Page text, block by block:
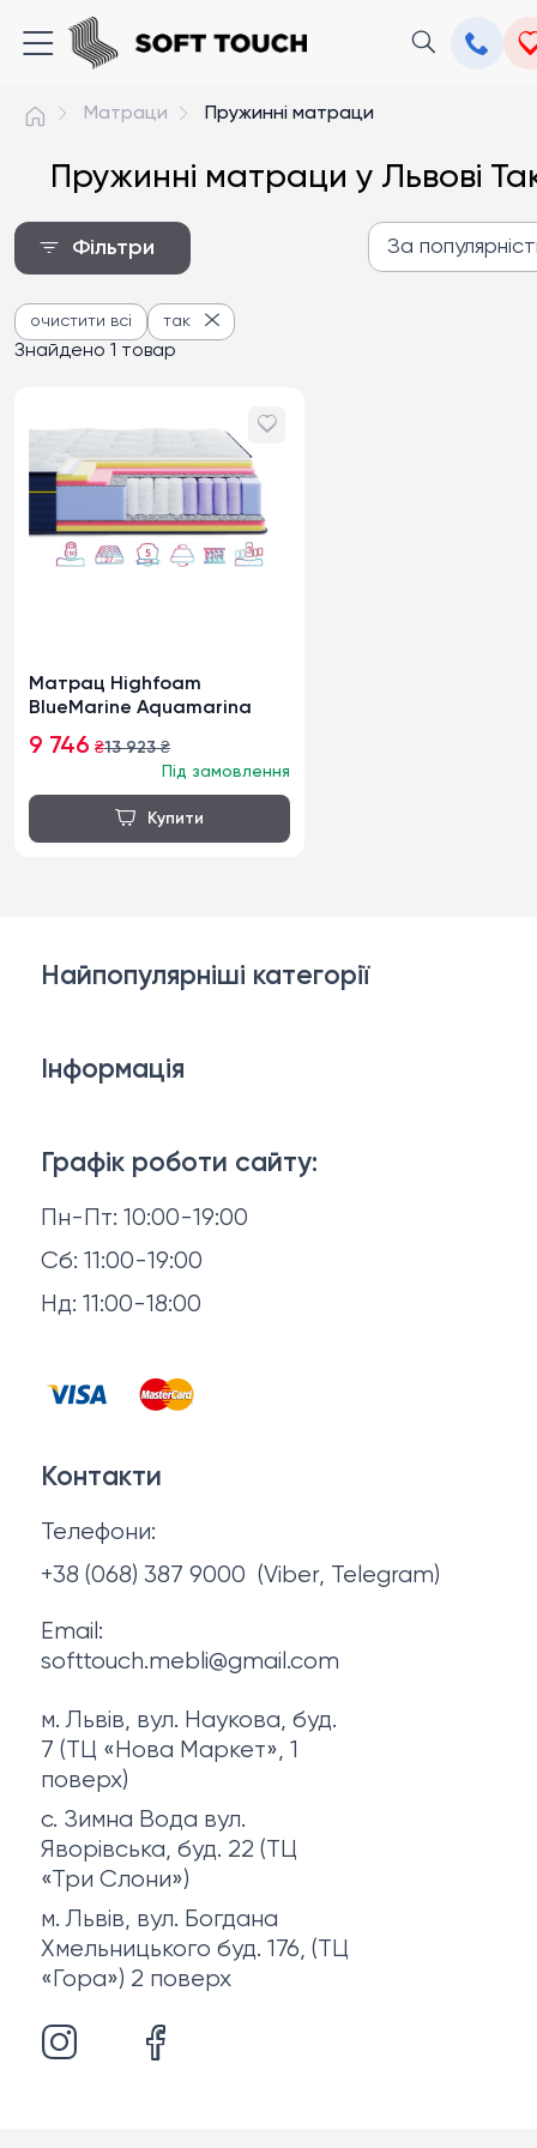
Матраци Пружинні матраци
Пружинні матраци у Львові
Фільтри За
Знайдено 1 товар
очистити всі так
Матрац Highfoam
BlueMarine Aquamarina
9 746 ₴13 923₴
Під замовлення
Графік роботи сайту:
Пн-Пт: 10:00-19:00
Сб: 11:00-19:00
Нд: 11:00-18:00
Найпопулярніші категорії
Матраци
Аксесуари для сну
Тумби та комоди
Інформація
Повернення й обмін
Відгуки
Контакти
Політика конфіденційності
Контакти
Телефони:
+38 (068) 387 9000 (Viber, Telegram)
Email:
softtouch.mebli@gmail.com
м. Львів, вул. Наукова, буд.
7 (ТЦ «Нова Маркет», 1
поверх)
с. Зимна Вода вул.
Яворівська, буд. 22 (ТЦ
«Три Слони»)
м. Львів, вул. Богдана
Хмельницького буд. 176, (ТЦ
«Гора») 2 поверх